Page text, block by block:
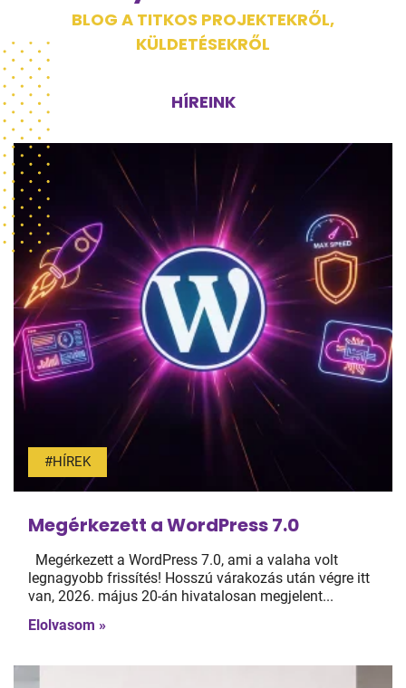
BLOG A TITKOS PROJEKTEKRŐL,
KÜLDETÉSEKRŐL
HÍREINK
#HÍREK
Megérkezett a WordPress 7.0
Megérkezett a WordPress 7.0, ami a valaha volt
legnagyobb frissítés! Hosszú várakozás után végre itt
van, 2026. május 20-án hivatalosan megjelent...
Elolvasom »